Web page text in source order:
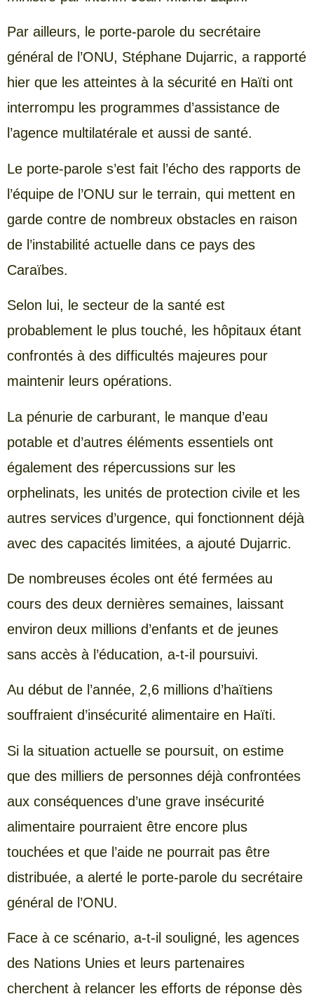
Par ailleurs, le porte-parole du secrétaire
général de l’ONU, Stéphane Dujarric, a rapporté
hier que les atteintes à la sécurité en Haïti ont
interrompu les programmes d’assistance de
l’agence multilatérale et aussi de santé.
Le porte-parole s’est fait l’écho des rapports de
l’équipe de l’ONU sur le terrain, qui mettent en
garde contre de nombreux obstacles en raison
de l’instabilité actuelle dans ce pays des
Caraïbes.
Selon lui, le secteur de la santé est
probablement le plus touché, les hôpitaux étant
confrontés à des difficultés majeures pour
maintenir leurs opérations.
La pénurie de carburant, le manque d’eau
potable et d’autres éléments essentiels ont
également des répercussions sur les
orphelinats, les unités de protection civile et les
autres services d’urgence, qui fonctionnent déjà
avec des capacités limitées, a ajouté Dujarric.
De nombreuses écoles ont été fermées au
cours des deux dernières semaines, laissant
environ deux millions d’enfants et de jeunes
sans accès à l’éducation, a-t-il poursuivi.
Au début de l’année, 2,6 millions d’haïtiens
souffraient d’insécurité alimentaire en Haïti.
Si la situation actuelle se poursuit, on estime
que des milliers de personnes déjà confrontées
aux conséquences d’une grave insécurité
alimentaire pourraient être encore plus
touchées et que l’aide ne pourrait pas être
distribuée, a alerté le porte-parole du secrétaire
général de l’ONU.
Face à ce scénario, a-t-il souligné, les agences
des Nations Unies et leurs partenaires
cherchent à relancer les efforts de réponse dès